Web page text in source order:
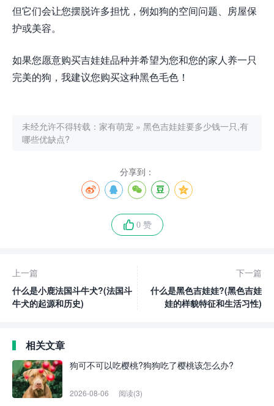
但它们会让您摆脱许多担忧，例如狗的空间问题、房屋保
护或美容。
如果您愿意购买吉娃娃品种并希望为您和您的家人养一只
完美的狗，我建议您购买这种黑色毛色！
未经允许不得转载： 家有萌宠 » 黑色吉娃娃要多少钱一只,有
哪些优缺点?
分享到：
0 赞
上一篇
什么是小鹿法国斗牛犬?(法国斗
牛犬的起源和历史)
下一篇
什么是黑色吉娃娃?(黑色吉娃
娃的样貌特征和生活习性)
相关文章
狗可不可以吃樱桃?狗狗吃了樱桃该怎么办?
2026-08-06 阅读(3)